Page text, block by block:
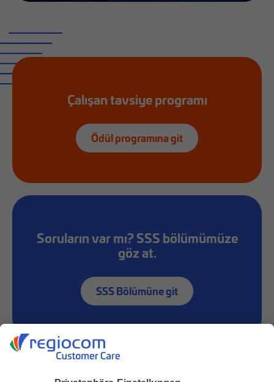
Çalışan tavsiye programı
Ödül programına git
Soruların var mı? SSS bölümümüze
göz at.
SSS Bölümüne git